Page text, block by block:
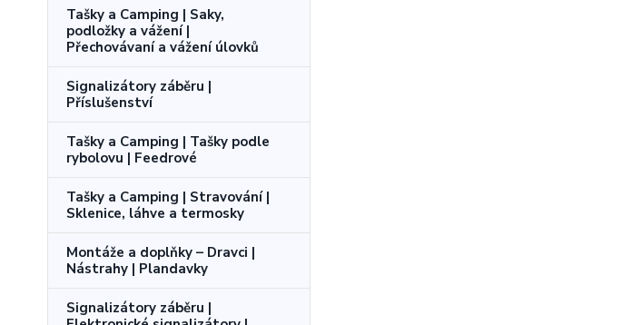
Tašky a Camping | Saky,
podložky a vážení |
Přechovávaní a vážení úlovků
Signalizátory záběru |
Příslušenství
Tašky a Camping | Tašky podle
rybolovu | Feedrové
Tašky a Camping | Stravování |
Sklenice, láhve a termosky
Montáže a doplňky – Dravci |
Nástrahy | Plandavky
Signalizátory záběru |